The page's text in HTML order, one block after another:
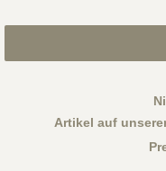
Artikel auf